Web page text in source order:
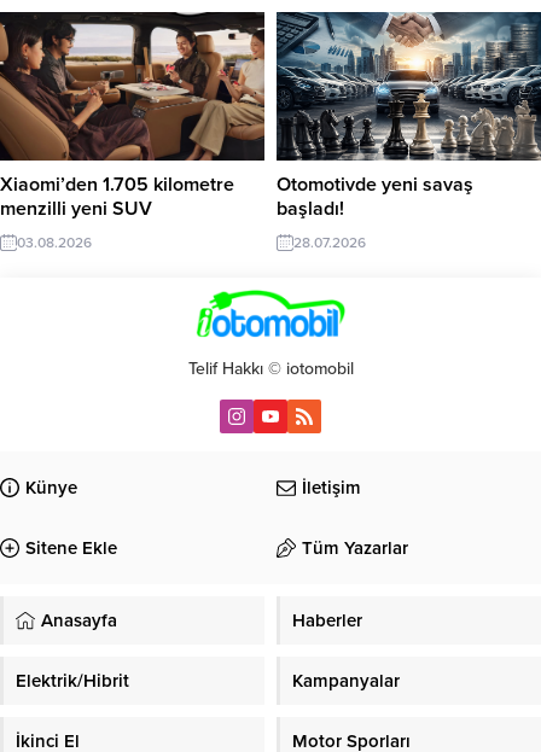
Xiaomi’den 1.705 kilometre
menzilli yeni SUV
03.08.2026
Otomotivde yeni savaş
başladı!
28.07.2026
Telif Hakkı © iotomobil
Künye İletişim
Sitene Ekle Tüm Yazarlar
Anasayfa Haberler
Elektrik/Hibrit Kampanyalar
İkinci El Motor Sporları